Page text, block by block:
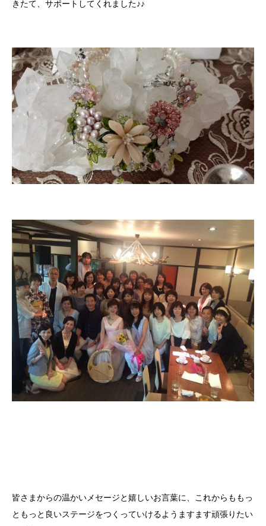
きたて、サポートしてくれました♪♪
皆さまからの温かいメセージと嬉しいお言葉に、これからももっ
ともっと良いステージをつくっていけるようますます頑張りたい